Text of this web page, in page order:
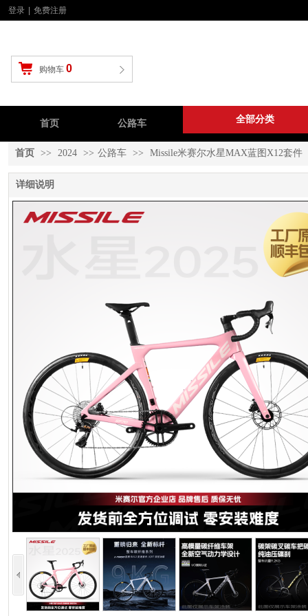
全部分类
购物车 0
登录 免费注册
首页 公路车
首页 >> 2024 >> 公路车 >> Missile米赛尔水星MAX蓝图X12套件
详细说明